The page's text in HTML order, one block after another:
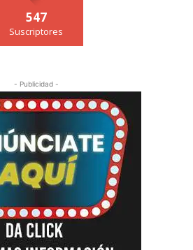
547
Suscriptores
- Publicidad -